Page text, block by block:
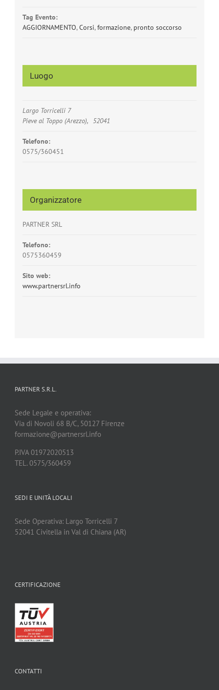
Tag Evento:
AGGIORNAMENTO,Corsi,formazione, pronto soccorso
Luogo
Largo Torricelli 7
Pieve al Toppo (Arezzo), 52041
Telefono:
0575/360451
Organizzatore
PARTNER SRL
Telefono:
0575360459
Sito web:
www.partnersrl.info
PARTNER S.R.L.
Sede Legale e operativa:
Via di Novoli 68 B/C, 50127 Firenze
formazione@partnersrl.info
P.IVA 01972020513
TEL. 0575/360459
SEDI E UNITÀ LOCALI
Sede Operativa: Largo Torricelli 7
52041 Civitella in Val di Chiana (AR)
CERTIFICAZIONE
CONTATTI